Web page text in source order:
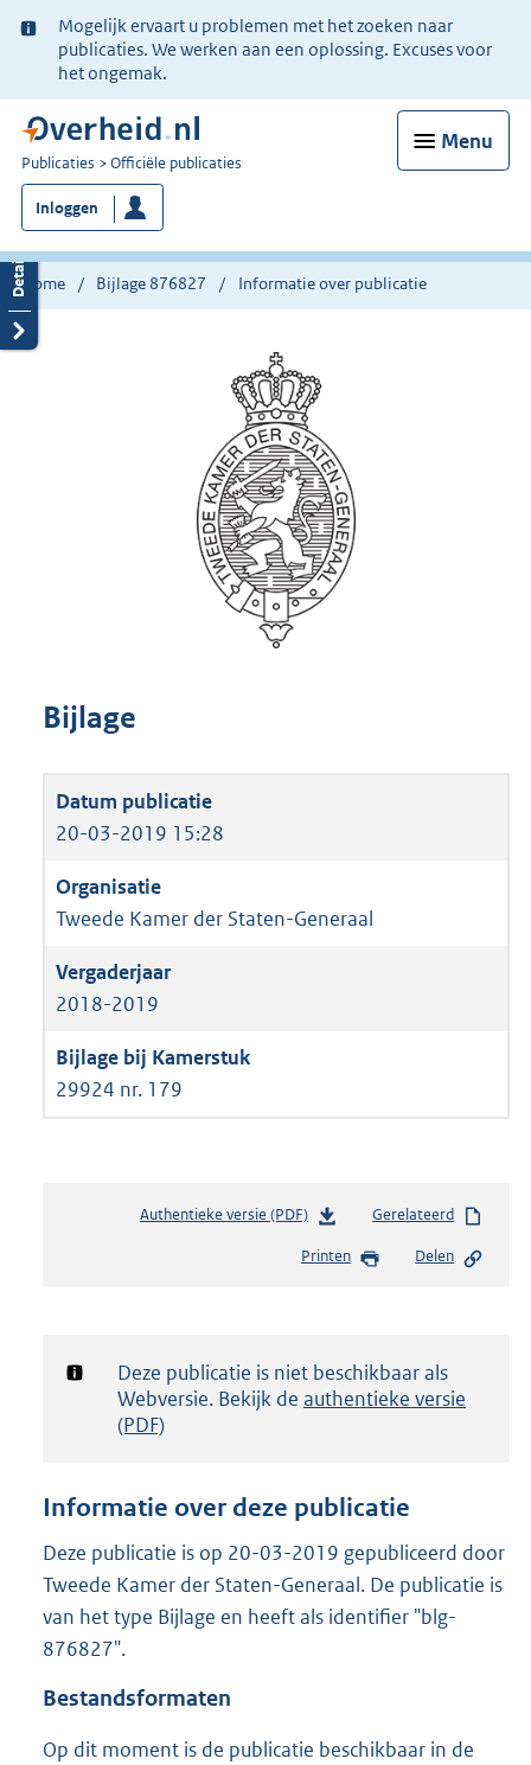
Ter
informatie:
Mogelijk ervaart u problemen met het zoeken naar
publicaties. We werken aan een oplossing. Excuses voor
het ongemak.
Menu
U
bent
nu
hier:
Publicaties Officiële publicaties
Inloggen
Home Bijlage 876827 Informatie over publicatie
Bijlage
20-03-2019 15:28
Tweede Kamer der Staten-Generaal
2018-2019
29924 nr. 179
Authentieke versie (PDF)b
s
d
g
t
e
:
5
Gerelateerd
Printen Delen
Notificatie:
Deze publicatie is niet beschikbaar als
Webversie. Bekijk de authentieke versie
(PDF)
Informatie over deze publicatie
Deze publicatie is op 20-03-2019 gepubliceerd door
Tweede Kamer der Staten-Generaal. De publicatie is
van het type Bijlage en heeft als identifier "blg-
876827".
Bestandsformaten
Op dit moment is de publicatie beschikbaar in de